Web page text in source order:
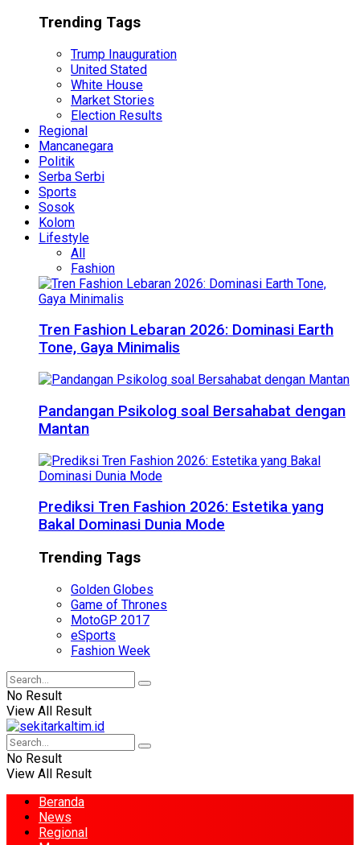
Trending Tags
Trump Inauguration
United Stated
White House
Market Stories
Election Results
Regional
Mancanegara
Politik
Serba Serbi
Sports
Sosok
Kolom
Lifestyle
All
Fashion
Tren Fashion Lebaran 2026: Dominasi Earth
Tone, Gaya Minimalis
Pandangan Psikolog soal Bersahabat dengan
Mantan
Prediksi Tren Fashion 2026: Estetika yang
Bakal Dominasi Dunia Mode
Trending Tags
Golden Globes
Game of Thrones
MotoGP 2017
eSports
Fashion Week
No Result
View All Result
No Result
View All Result
Beranda
News
Regional